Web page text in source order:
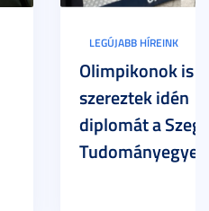
LEGÚJABB HÍREINK
Olimpikonok is
szereztek idén
diplomát a